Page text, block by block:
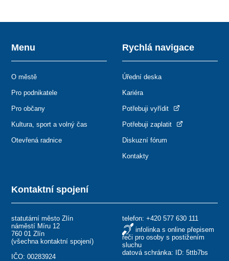
Kontaktní spojení
statutární město Zlín
náměstí Míru 12
760 01 Zlín
(všechna kontaktní spojení)
IČO: 00283924
telefon: +420 577 630 111
infolinka s online přepisem
řeči pro osoby s postižením
sluchu
datová schránka: ID: 5ttb7bs
Menu
O městě
Pro podnikatele
Pro občany
Kultura, sport a volný čas
Otevřená radnice
Rychlá navigace
Úřední deska
Kariéra
Potřebuji vyřídit
Potřebuji zaplatit
Diskuzní fórum
Kontakty